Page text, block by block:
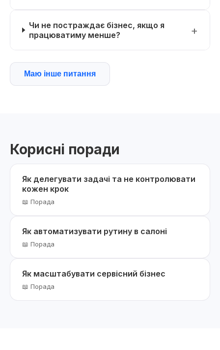
Чи не постраждає бізнес, якщо я
працюватиму менше?
Маю інше питання
Корисні поради
Як делегувати задачі та не контролювати
кожен крок
📖 Порада
Як автоматизувати рутину в салоні
📖 Порада
Як масштабувати сервісний бізнес
📖 Порада